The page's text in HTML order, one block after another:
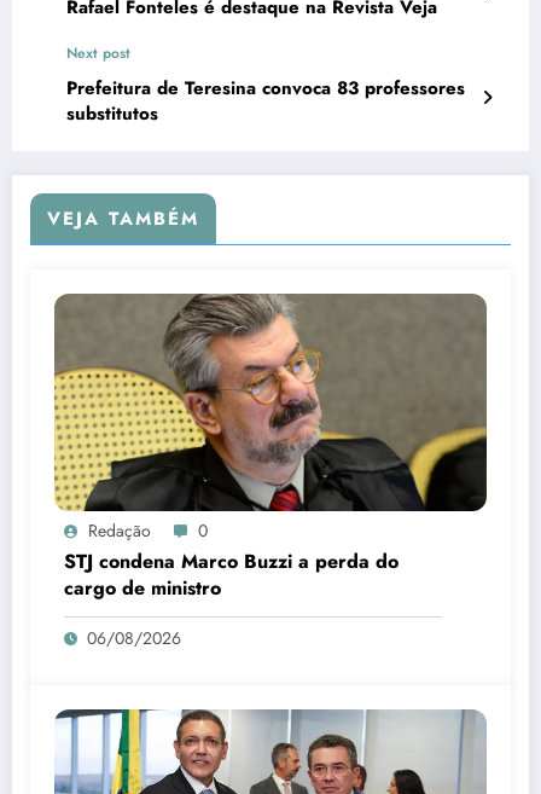
Rafael Fonteles é destaque na Revista Veja
Next post
Prefeitura de Teresina convoca 83 professores
substitutos
VEJA TAMBÉM
Redação 0
STJ condena Marco Buzzi a perda do
cargo de ministro
06/08/2026